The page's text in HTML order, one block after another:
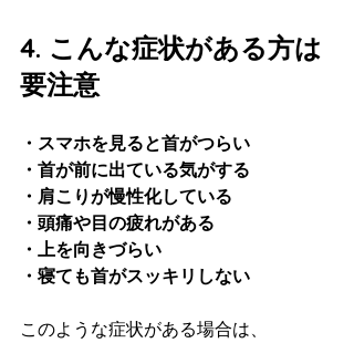
4. こんな症状がある方は
要注意
・スマホを見ると首がつらい
・首が前に出ている気がする
・肩こりが慢性化している
・頭痛や目の疲れがある
・上を向きづらい
・寝ても首がスッキリしない
このような症状がある場合は、